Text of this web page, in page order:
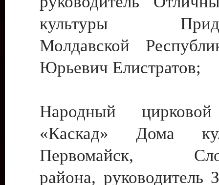
культуры
Молдавской
Юрьевич Елистратов;
Народный цирковой
«Каскад» Дома
Первомайск,
района, руководитель